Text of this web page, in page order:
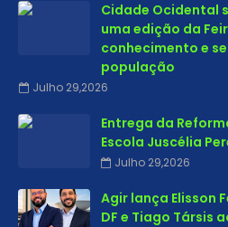
Cidade Ocidental
uma edição da
conhecimento e
população
Julho 29,2026
Entrega da
Escola Juscélia
Julho 29,2026
Agir lança Elisson
DF e Tiago Társis